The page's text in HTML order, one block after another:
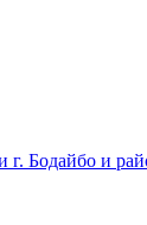
Бодайбо и